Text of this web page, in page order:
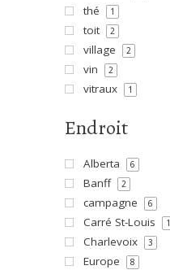
thé 1
toit 2
village 2
vin 2
vitraux 1
Endroit
Alberta 6
Banff 2
campagne 6
Carré St-Louis 1
Charlevoix 3
Europe 8